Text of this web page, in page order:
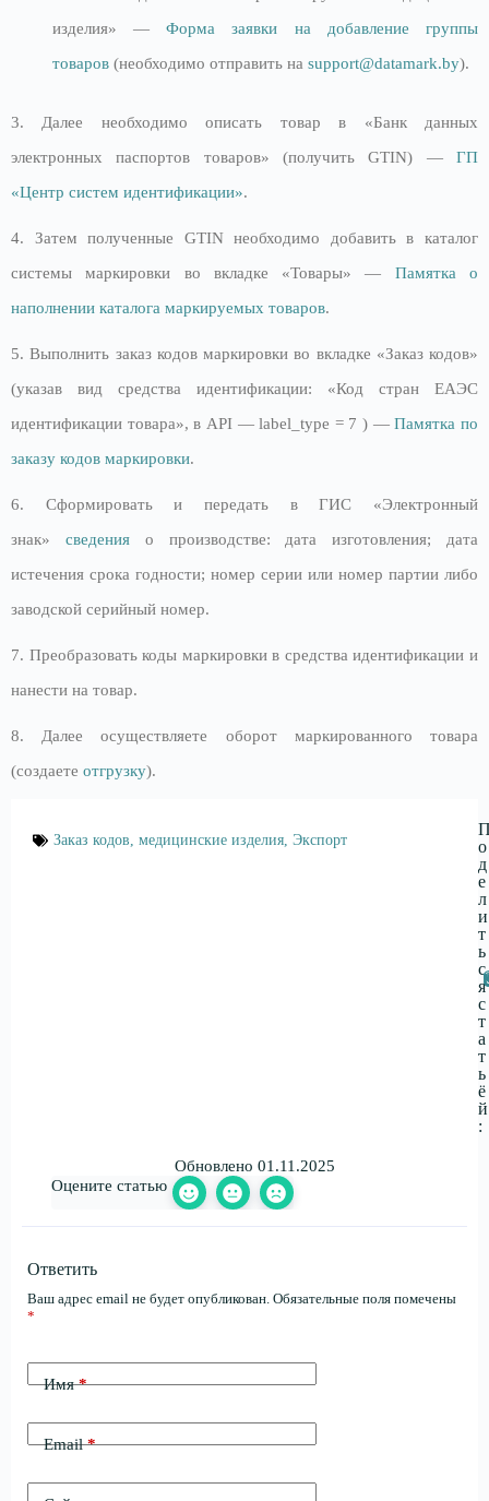
изделия» — Форма заявки на добавление группы
товаров(необходимо отправить на support@datamark.by).
3. Далее необходимо описать товар в «Банк данных
электронных паспортов товаров» (получить GTIN) — ГП
«Центр систем идентификации».
4. Затем полученные GTIN необходимо добавить в каталог
системы маркировки во вкладке «Товары» — Памятка о
наполнении каталога маркируемых товаров.
5. Выполнить заказ кодов маркировки во вкладке «Заказ кодов»
(указав вид средства идентификации: «Код стран ЕАЭС
идентификации товара», в API — label_type = 7 ) —Памятка по
заказу кодов маркировки.
6. Сформировать и передать в ГИС «Электронный
знак» сведенияо производстве: дата изготовления; дата
истечения срока годности; номер серии или номер партии либо
заводской серийный номер.
7. Преобразовать коды маркировки в средства идентификации и
нанести на товар.
8. Далее осуществляете оборот маркированного товара
(создаете отгрузку).
Заказ кодов, медицинские изделия, Экспорт
о
д
е
л
и
т
ь
с
я
с
т
а
т
ь
ё
й
:
Обновлено 01.11.2025
Оцените статью
Ответить
Ваш адрес email не будет опубликован. Обязательные поля помечены
*
Имя*
Email*